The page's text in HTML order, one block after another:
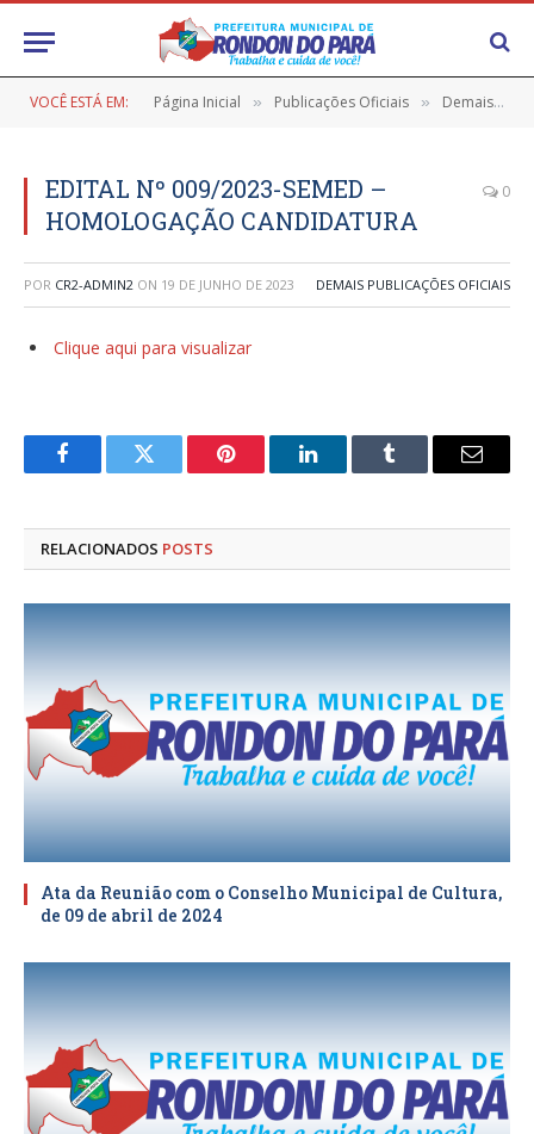
VOCÊ ESTÁ EM: Página Inicial » Publicações Oficiais » Demais Publicações Oficiais
EDITAL Nº 009/2023-SEMED –
HOMOLOGAÇÃO CANDIDATURA
0
POR CR2-ADMIN2 ON 19 DE JUNHO DE 2023 DEMAIS PUBLICAÇÕES OFICIAIS
Clique aqui para visualizar
FacebookTwitter Pinterest LinkedInTumblr
E-
RELACIONADOS POSTS
Ata da Reunião com o Conselho Municipal de Cultura,
de 09 de abril de 2024